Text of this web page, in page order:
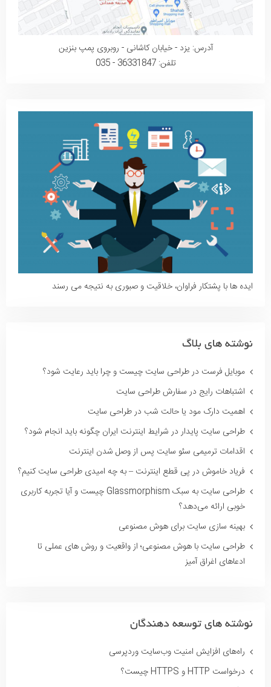
آدرس: یزد - خیابان کاشانی - روبروی پمپ بنزین
تلفن: 36331847 - 035
ایده ها با پشتکار فراوان، خلاقیت و صبوری به نتیجه می رسند
نوشته های بلاگ
موبایل فرست در طراحی سایت چیست و چرا باید رعایت شود؟
اشتباهات رایج در سفارش طراحی سایت
اهمیت دارک مود یا حالت شب در طراحی سایت
طراحی سایت پایدار در شرایط اینترنت ایران چگونه باید انجام شود؟
اقدامات ترمیمی سئو سایت پس از وصل شدن اینترنت
فریاد خاموش در پی قطع اینترنت – به چه امیدی طراحی سایت کنیم؟
طراحی سایت به سبک Glassmorphism چیست و آیا تجربه کاربری
خوبی ارائه می‌دهد؟
بهینه سازی سایت برای هوش مصنوعی
طراحی سایت با هوش مصنوعی؛ از واقعیت و روش های عملی تا
ادعاهای اغراق آمیز
نوشته های توسعه دهندگان
راه‌های افزایش امنیت وب‌سایت وردپرسی
درخواست HTTP و HTTPS چیست؟